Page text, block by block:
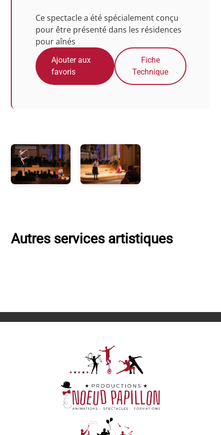
Ce spectacle a été spécialement conçu
pour être présenté dans les résidences
pour aînés
Ajouter aux
favoris
Fiche
Technique
Autres services artistiques